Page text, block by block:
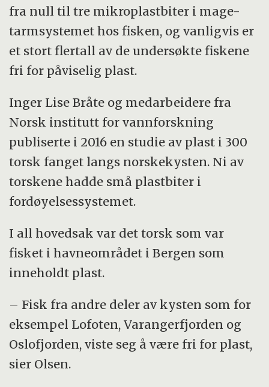
fra null til tre mikroplastbiter i mage-
tarmsystemet hos fisken, og vanligvis er
et stort flertall av de undersøkte fiskene
fri for påviselig plast.
Inger Lise Bråte og medarbeidere fra
Norsk institutt for vannforskning
publiserte i 2016 en studie av plast i 300
torsk fanget langs norskekysten. Ni av
torskene hadde små plastbiter i
fordøyelsessystemet.
I all hovedsak var det torsk som var
fisket i havneområdet i Bergen som
inneholdt plast.
– Fisk fra andre deler av kysten som for
eksempel Lofoten, Varangerfjorden og
Oslofjorden, viste seg å være fri for plast,
sier Olsen.